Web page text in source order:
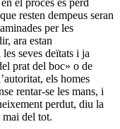
resten dempeus seran
per les
ara estan
seves deïtats i ja
prat del boc» o de
els homes
rentar-se les mans, i
perdut, diu la
mai del tot.